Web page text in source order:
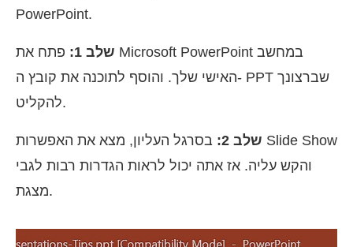
PowerPoint.
שלב 1:
פתח את Microsoft PowerPoint במחשב
האישי שלך. והוסף לתוכנה את קובץ ה- PPT שברצונך
להקליט.
שלב 2:
בסרגל העליון, מצא את האפשרות Slide Show
והקש עליה. אז אתה יכול לראות הגדרות רבות לגבי
מצגת.